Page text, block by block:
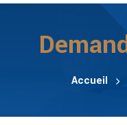
Accueil